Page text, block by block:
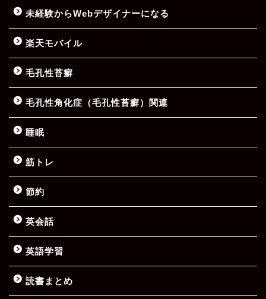
未経験からWebデザイナーになる
楽天モバイル
毛孔性苔癬
毛孔性角化症（毛孔性苔癬）関連
睡眠
筋トレ
節約
英会話
英語学習
読書まとめ